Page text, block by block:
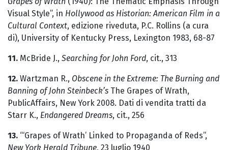
Visual Style”, in Hollywood as Historian: American Film in a
Cultural Context, edizione riveduta, P.C. Rollins (a cura
di), University of Kentucky Press, Lexington 1983, 68-87
11. McBride J., Searching for John Ford, cit., 313
12. Wartzman R., Obscene in the Extreme: The Burning and
Banning of John Steinbeck’s The Grapes of Wrath,
PublicAffairs, New York 2008. Dati di vendita tratti da
Starr K., Endangered Dreams, cit., 256
13. “‘Grapes of Wrath’ Linked to Propaganda of Reds”,
New York Herald Tribune, 23 luglio 1940